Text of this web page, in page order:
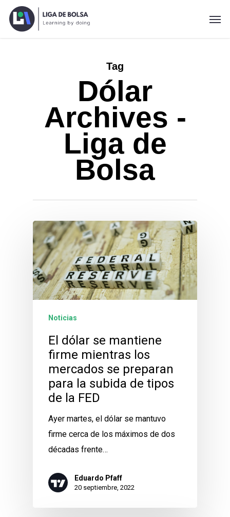
Skip
Tag
Dólar
Archives -
Liga de
Bolsa
Noticias
El dólar se mantiene
firme mientras los
mercados se preparan
para la subida de tipos
de la FED
Ayer martes, el dólar se mantuvo
firme cerca de los máximos de dos
décadas frente…
Eduardo Pfaff
20 septiembre, 2022